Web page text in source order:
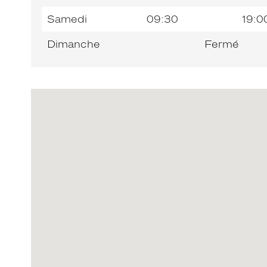
Samedi 09:30
Dimanche Fermé